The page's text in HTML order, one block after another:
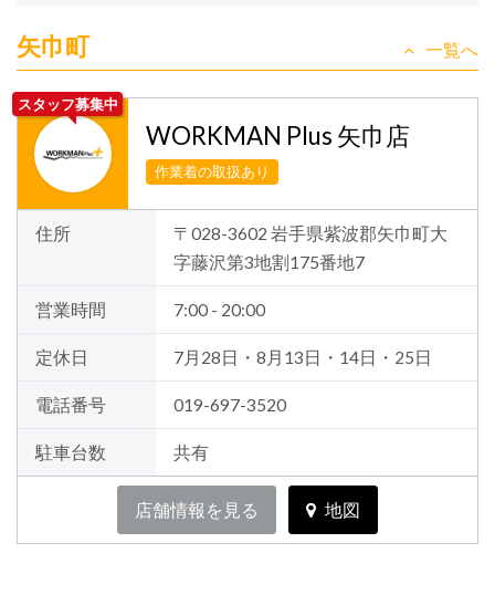
矢巾町 一覧へ
スタッフ募集中
WORKMAN Plus 矢巾店
作業着の取扱あり
住所
〒028-3602 岩手県紫波郡矢巾町大
字藤沢第3地割175番地7
営業時間 7:00 - 20:00
定休日 7月28日・8月13日・14日・25日
電話番号 019-697-3520
駐車台数 共有
店舗情報を見る 地図